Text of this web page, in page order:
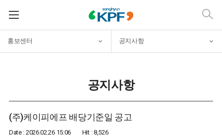
홍보센터 공지사항
공지사항
(주)케이피에프 배당기준일 공고
Date : 2026.02.26 15:06 Hit : 8,526